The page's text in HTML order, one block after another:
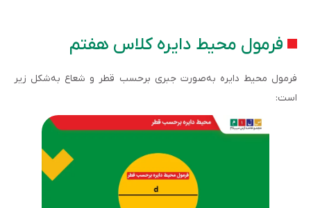
فرمول محیط دایره کلاس هفتم
فرمول محیط دایره به‌صورت جبری برحسب قطر و شعاع به‌شکل زیر
است: